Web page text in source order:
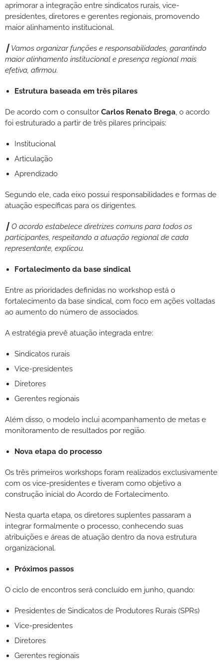
aprimorar a integração entre sindicatos rurais, vice-
presidentes, diretores e gerentes regionais, promovendo
maior alinhamento institucional.
┃ Vamos organizar funções e responsabilidades, garantindo
maior alinhamento institucional e presença regional mais
efetiva, afirmou.
Estrutura baseada em três pilares
De acordo com o consultor Carlos Renato Brega, o acordo
foi estruturado a partir de três pilares principais:
Institucional
Articulação
Aprendizado
Segundo ele, cada eixo possui responsabilidades e formas de
atuação específicas para os dirigentes.
┃ O acordo estabelece diretrizes comuns para todos os
participantes, respeitando a atuação regional de cada
representante, explicou.
Fortalecimento da base sindical
Entre as prioridades definidas no workshop está o
fortalecimento da base sindical, com foco em ações voltadas
ao aumento do número de associados.
A estratégia prevê atuação integrada entre:
Sindicatos rurais
Vice-presidentes
Diretores
Gerentes regionais
Além disso, o modelo inclui acompanhamento de metas e
monitoramento de resultados por região.
Nova etapa do processo
Os três primeiros workshops foram realizados exclusivamente
com os vice-presidentes e tiveram como objetivo a
construção inicial do Acordo de Fortalecimento.
Nesta quarta etapa, os diretores suplentes passaram a
integrar formalmente o processo, conhecendo suas
atribuições e áreas de atuação dentro da nova estrutura
organizacional.
Próximos passos
O ciclo de encontros será concluído em junho, quando:
Presidentes de Sindicatos de Produtores Rurais (SPRs)
Vice-presidentes
Diretores
Gerentes regionais